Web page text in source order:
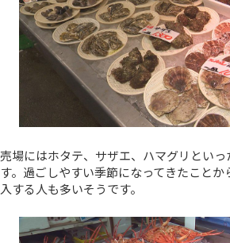
売場にはホタテ、サザエ、ハマグリとい
す。過ごしやすい季節になってきたこと
入する人も多いそうです。